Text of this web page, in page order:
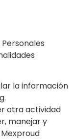
la información
otra actividad
manejar y